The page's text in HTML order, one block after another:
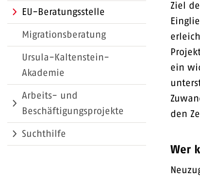
Ziel
ein
den
Wer
EU-Beratungsstelle
Migrationsberatung
Ursula-Kaltenstein-
Akademie
Arbeits- und
Beschäftigungsprojekte
Suchthilfe